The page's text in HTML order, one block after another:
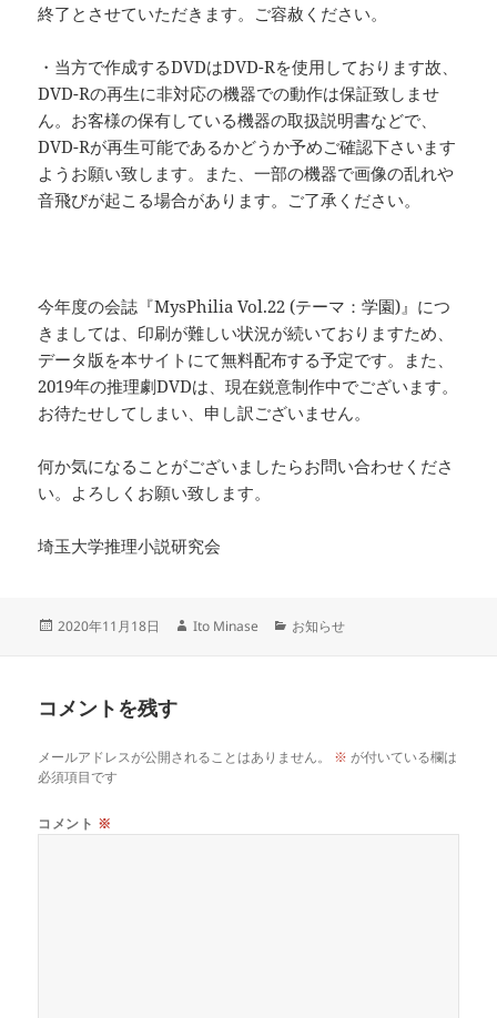
終了とさせていただきます。ご容赦ください。
・当方で作成するDVDはDVD-Rを使用しております故、
DVD-Rの再生に非対応の機器での動作は保証致しませ
ん。お客様の保有している機器の取扱説明書などで、
DVD-Rが再生可能であるかどうか予めご確認下さいます
ようお願い致します。また、一部の機器で画像の乱れや
音飛びが起こる場合があります。ご了承ください。
今年度の会誌『MysPhilia Vol.22 (テーマ：学園)』につ
きましては、印刷が難しい状況が続いておりますため、
データ版を本サイトにて無料配布する予定です。また、
2019年の推理劇DVDは、現在鋭意制作中でございます。
お待たせしてしまい、申し訳ございません。
何か気になることがございましたらお問い合わせくださ
い。よろしくお願い致します。
埼玉大学推理小説研究会
投
2020年11月18日
作
Ito Minase
カ
お知らせ
コメントを残す
メールアドレスが公開されることはありません。 ※ が付いている欄は
必須項目です
コメント ※